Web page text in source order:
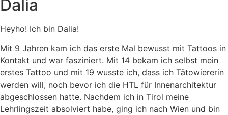
Dalia
Heyho! Ich bin Dalia!
Mit 9 Jahren kam ich das erste Mal bewusst mit Tattoos in
Kontakt und war fasziniert. Mit 14 bekam ich selbst mein
erstes Tattoo und mit 19 wusste ich, dass ich Tätowiererin
werden will, noch bevor ich die HTL für Innenarchitektur
abgeschlossen hatte. Nachdem ich in Tirol meine
Lehrlingszeit absolviert habe, ging ich nach Wien und bin